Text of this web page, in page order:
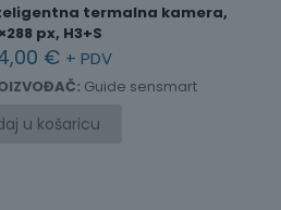
termalna kamera,
px, H3+S
€ + PDV
Guide sensmart
u košaricu